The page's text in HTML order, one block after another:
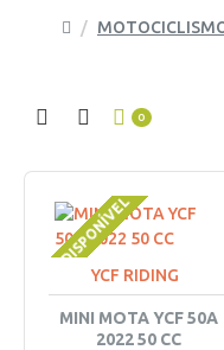
0
INDISPONÍVELYCF RIDING
MINI MOTA YCF 50A
2022 50 CC